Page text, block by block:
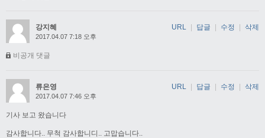
강지혜
2017.04.07 7:18 오후
비공개 댓글
URL 답글 수정 삭제
류은영
2017.04.07 7:46 오후
기사 보고 왔습니다
감사합니다.. 무척 감사합니디.. 고맙습니다..
URL 답글 수정 삭제